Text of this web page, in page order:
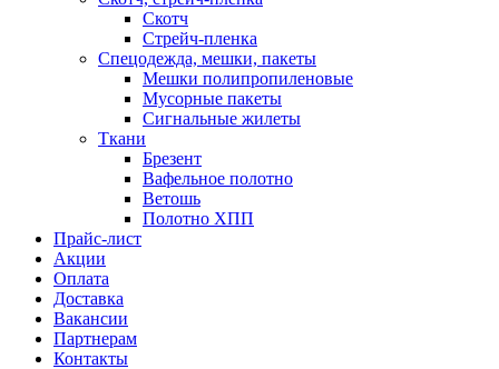
Скотч
Стрейч-пленка
Спецодежда, мешки, пакеты
Мешки полипропиленовые
Мусорные пакеты
Сигнальные жилеты
Ткани
Брезент
Вафельное полотно
Ветошь
Полотно ХПП
Прайс-лист
Акции
Оплата
Доставка
Вакансии
Партнерам
Контакты